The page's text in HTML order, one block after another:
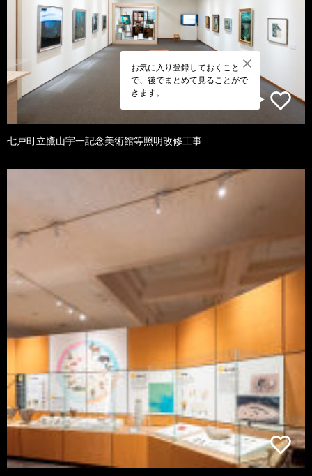
お気に入り登録しておくこと
で、後でまとめて見ることがで
きます。
七戸町立鷹山宇一記念美術館等照明改修工事